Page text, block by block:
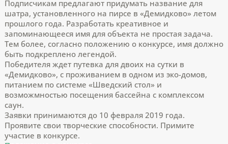
Подписчикам предлагают придумать название для
шатра, установленного на пирсе в «Демидково» летом
прошлого года. Разработать креативное и
запоминающееся имя для объекта не простая задача.
Тем более, согласно положению о конкурсе, имя должно
быть подкреплено легендой.
Победителя ждет путевка для двоих на сутки в
«Демидково», с проживанием в одном из эко-домов,
питанием по системе «Шведский стол» и
возможмностью посещения бассейна с комплексом
саун.
Заявки принимаются до 10 февраля 2019 года.
Проявите свои творческие способности. Примите
участие в конкурсе.